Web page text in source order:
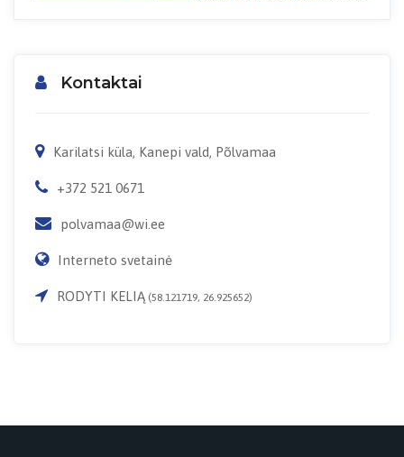
Kontaktai
Karilatsi küla, Kanepi vald, Põlvamaa
+372 521 0671
polvamaa@wi.ee
Interneto svetainė
RODYTI KELIĄ(58.121719, 26.925652)